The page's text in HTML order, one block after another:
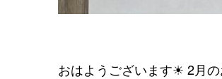
おはようございます☀ 2月